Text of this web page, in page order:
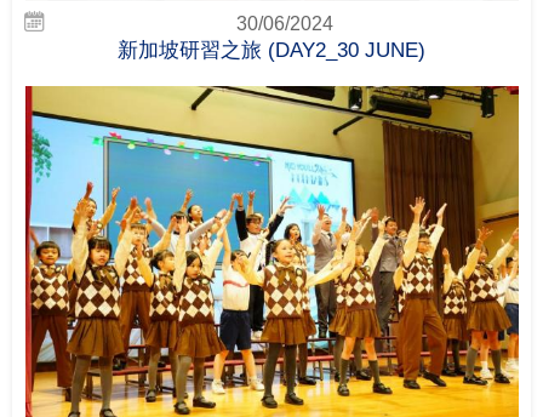
30/06/2024
新加坡研習之旅 (DAY2_30 JUNE)